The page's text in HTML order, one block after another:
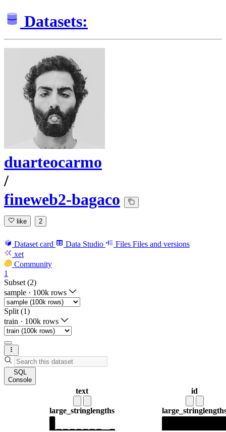
Datasets:
duarteocarmo
/
fineweb2-bagaco
like 2
Dataset card Data Studio Files Files and versions
xet
Community
1
Subset (2)
sample · 100k rows
Split (1)
train · 100k rows
SQL
Console
text
large_stringlengths
id
large_string